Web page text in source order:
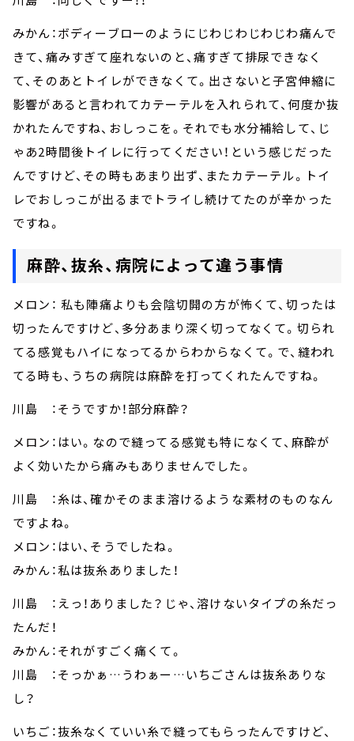
みかん：ボディーブローのようにじわじわじわじわ痛んで
きて、痛みすぎて座れないのと、痛すぎて排尿できなく
て、そのあとトイレができなくて。出さないと子宮伸縮に
影響があると言われてカテーテルを入れられて、何度か抜
かれたんですね、おしっこを。それでも水分補給して、じ
ゃあ2時間後トイレに行ってください！という感じだった
んですけど、その時もあまり出ず、またカテーテル。トイ
レでおしっこが出るまでトライし続けてたのが辛かった
ですね。
麻酔、抜糸、病院によって違う事情
メロン： 私も陣痛よりも会陰切開の方が怖くて、切ったは
切ったんですけど、多分あまり深く切ってなくて。切られ
てる感覚もハイになってるからわからなくて。で、縫われ
てる時も、うちの病院は麻酔を打ってくれたんですね。
川島 ：そうですか！部分麻酔？
メロン：はい。なので縫ってる感覚も特になくて、麻酔が
よく効いたから痛みもありませんでした。
川島 ：糸は、確かそのまま溶けるような素材のものなん
ですよね。
メロン：はい、そうでしたね。
みかん：私は抜糸ありました！
川島 ：えっ！ありました？じゃ、溶けないタイプの糸だっ
たんだ！
みかん：それがすごく痛くて。
川島 ：そっかぁ…うわぁー…いちごさんは抜糸ありな
し？
いちご：抜糸なくていい糸で縫ってもらったんですけど、